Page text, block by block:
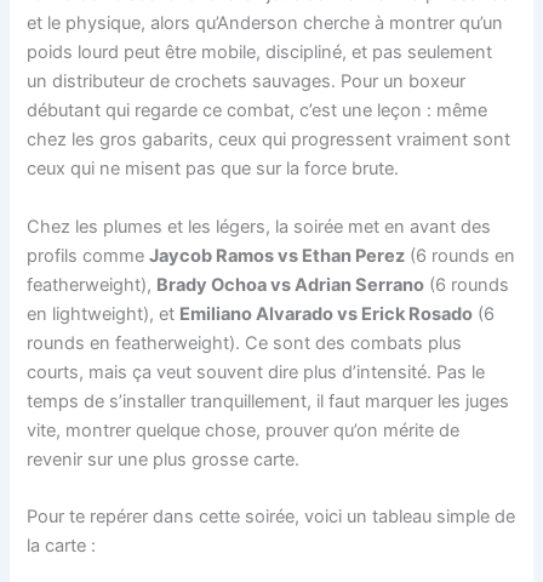
et le physique, alors qu’Anderson cherche à montrer qu’un
poids lourd peut être mobile, discipliné, et pas seulement
un distributeur de crochets sauvages. Pour un boxeur
débutant qui regarde ce combat, c’est une leçon : même
chez les gros gabarits, ceux qui progressent vraiment sont
ceux qui ne misent pas que sur la force brute.
Chez les plumes et les légers, la soirée met en avant des
profils commeJaycob Ramos vs Ethan Perez (6 rounds en
featherweight), Brady Ochoa vs Adrian Serrano (6 rounds
en lightweight), et Emiliano Alvarado vs Erick Rosado (6
rounds en featherweight). Ce sont des combats plus
courts, mais ça veut souvent dire plus d’intensité. Pas le
temps de s’installer tranquillement, il faut marquer les juges
vite, montrer quelque chose, prouver qu’on mérite de
revenir sur une plus grosse carte.
Pour te repérer dans cette soirée, voici un tableau simple de
la carte :